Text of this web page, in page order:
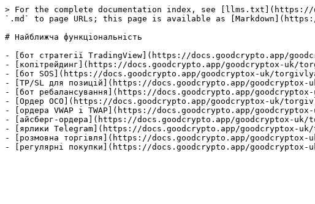
> For the complete documentation index, see [llms.txt](https://
`.md` to page URLs; this page is available as
# Найближча функціональність
- [бот стратегії TradingView](https://docs.goodcrypto.app/
- [копітрейдинг](https://docs.goodcrypto.app/goodcryptox-
- [бот SOS](https://docs.goodcrypto.app/goodcryptox-uk/
- [TP/SL для позицій](https://docs.goodcrypto.app/
- [бот ребалансування](https://docs.goodcrypto.app/
- [Ордер OCO](https://docs.goodcrypto.app/goodcryptox-uk/
- [ордера VWAP і TWAP](https://docs.goodcrypto.app/
- [айсберг-ордера](https://docs.goodcrypto.app/goodcryptox-
- [ярлики Telegram](https://docs.goodcrypto.app/
- [розмовна торгівля](https://docs.goodcrypto.app/